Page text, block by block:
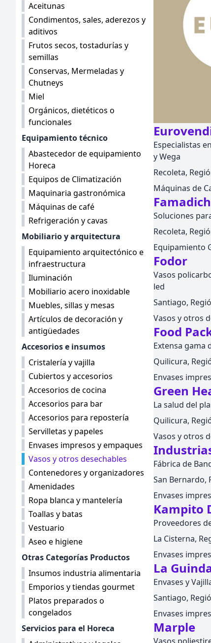
Aceitunas
Condimentos, sales, aderezos y
aditivos
Frutos secos, tostadurías y
semillas
Conservas, Mermeladas y
Chutneys
Miel
Orgánicos, dietéticos o
funcionales
Equipamiento técnico
Abastecedor de equipamiento
Horeca
Equipos de Climatización
Maquinaria gastronómica
Máquinas de café
Refrigeración y cavas
Mobiliario y arquitectura
Equipamiento arquitectónico e
infraestructura
Iluminación
Mobiliario acero inoxidable
Muebles, sillas y mesas
Artículos de decoración y
antigüedades
Accesorios e insumos
Cristalería y vajilla
Cubiertos y accesorios
Accesorios de cocina
Accesorios para bar
Accesorios para repostería
Servilletas y papeles
Envases impresos y empaques
Vasos y otros desechables
Contenedores y organizadores
Amenidades
Ropa blanca y mantelería
Toallas y batas
Vestuario
Aseo e higiene
Otras Categorías Productos
Insumos industria alimentaria
Emporios y tiendas gourmet
Platos preparados o
congelados
Servicios para el Horeca
Especialistas
y Wega
Recoleta,
Máquinas de
Famadich
Soluciones
Recoleta,
Equipamiento
Fodor
Vasos
led
Santiago,
Vasos y otros
Food
Extensa gama
Quilicura,
Envases
Green
La salud del
Quilicura,
Vasos y otros
Fábrica de
San Bernardo,
Envases
Kampito
Proveedores
La Cisterna,
Envases
La
Envases y
Santiago,
Envases
Marple